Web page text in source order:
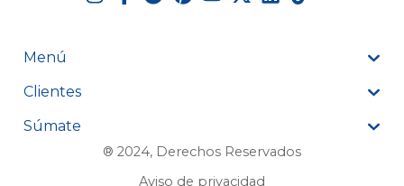
Menú
Clientes
Súmate
® 2024, Derechos Reservados
Aviso de privacidad